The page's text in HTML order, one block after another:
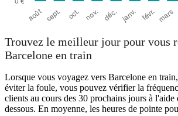
Trouvez le meilleur jour pour vous
Barcelone en train
Lorsque vous voyagez vers Barcelone en
éviter la foule, vous pouvez vérifier la
clients au cours des 30 prochains jours à
dessous. En moyenne, les heures de pointe